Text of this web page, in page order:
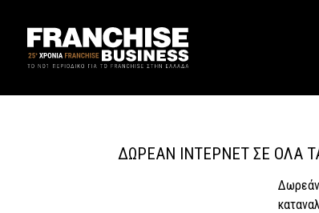
ΔΩΡΕΆΝ ΊΝΤΕΡΝΕΤ ΣΕ ΌΛΑ